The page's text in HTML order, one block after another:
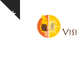
Skip
Show